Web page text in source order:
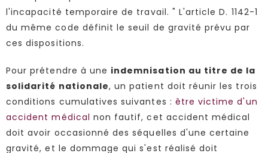
l'incapacité temporaire de travail. " L'article D. 1142-1
du même code définit le seuil de gravité prévu par
ces dispositions.
Pour prétendre à une indemnisation au titre de la
solidarité nationale, un patient doit réunir les trois
conditions cumulatives suivantes : être victime d'un
accident médical non fautif, cet accident médical
doit avoir occasionné des séquelles d'une certaine
gravité, et le dommage qui s'est réalisé doit